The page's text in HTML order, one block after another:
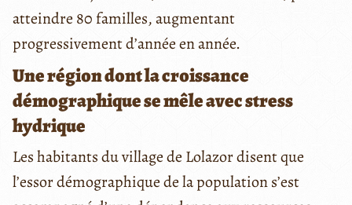
atteindre 80 familles, augmentant
progressivement d’année en année.
Une région dont la croissance
démographique se mêle avec stress
hydrique
Les habitants du village de Lolazor disent que
l’essor démographique de la population s’est